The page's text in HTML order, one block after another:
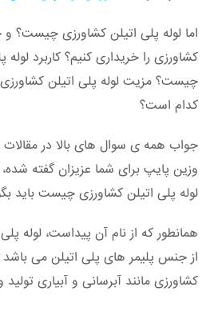
اما لوله پلی اتیلن کشاورزی چیست؟ و
کشاورزی را خریداری کنیم؟ کاربرد
چیست؟ مزیت لوله پلی اتیلن
کدام است؟
جواب همه ی سوال های بالا در
وزین پایپ برای شما عزیزان گفته شده،
لوله پلی اتیلن کشاورزی چیست باید
همانطور که از نام آن پیداست، لوله
از جنس پلیمر های پلی اتیلن می
کشاورزی مانند آبرسانی و آبیاری تولید